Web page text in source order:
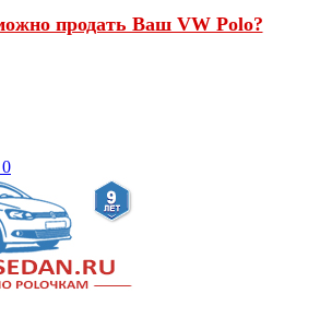
продать Ваш VW Polo?
0